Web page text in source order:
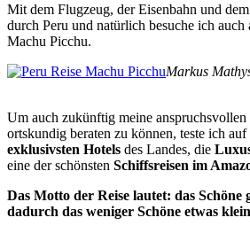
Mit dem Flugzeug, der Eisenbahn und
durch Peru und natürlich besuche ich auch
Machu Picchu.
Markus
Um auch zukünftig meine
ortskundig beraten zu können, teste ich
exklusivsten Hotels des Landes, die
eine der schönsten Schiffsreisen im
Das Motto der Reise lautet: das Schöne
dadurch das weniger Schöne etwas